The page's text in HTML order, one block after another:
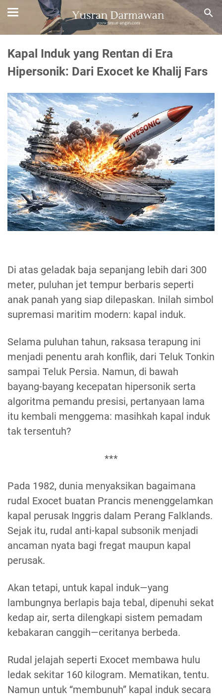
Kapal Induk yang Rentan di Era
Hipersonik: Dari Exocet ke Khalij Fars
Di atas geladak baja sepanjang lebih dari 300
meter, puluhan jet tempur berbaris seperti
anak panah yang siap dilepaskan. Inilah simbol
supremasi maritim modern: kapal induk.
Selama puluhan tahun, raksasa terapung ini
menjadi penentu arah konflik, dari Teluk Tonkin
sampai Teluk Persia. Namun, di bawah
bayang-bayang kecepatan hipersonik serta
algoritma pemandu presisi, pertanyaan lama
itu kembali menggema: masihkah kapal induk
tak tersentuh?
***
Pada 1982, dunia menyaksikan bagaimana
rudal Exocet buatan Prancis menenggelamkan
kapal perusak Inggris dalam Perang Falklands.
Sejak itu, rudal anti-kapal subsonik menjadi
ancaman nyata bagi fregat maupun kapal
perusak.
Akan tetapi, untuk kapal induk—yang
lambungnya berlapis baja tebal, dipenuhi sekat
kedap air, serta dilengkapi sistem pemadam
kebakaran canggih—ceritanya berbeda.
Rudal jelajah seperti Exocet membawa hulu
ledak sekitar 160 kilogram. Mematikan, tentu.
Namun untuk “membunuh” kapal induk secara